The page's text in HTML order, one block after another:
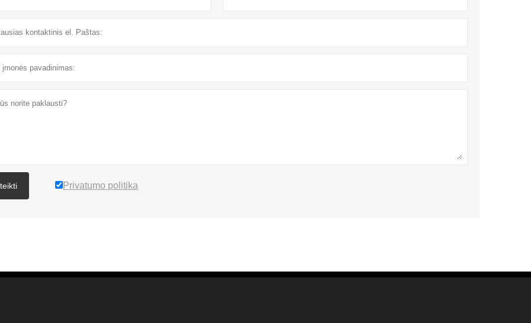
Privatumo politika